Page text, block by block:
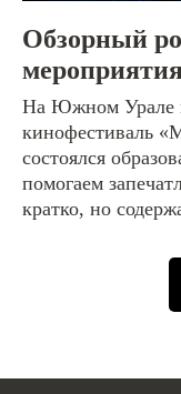
Обзорный
На Южном Урале
кинофестиваль
состоялся
помогаем
кратко, но